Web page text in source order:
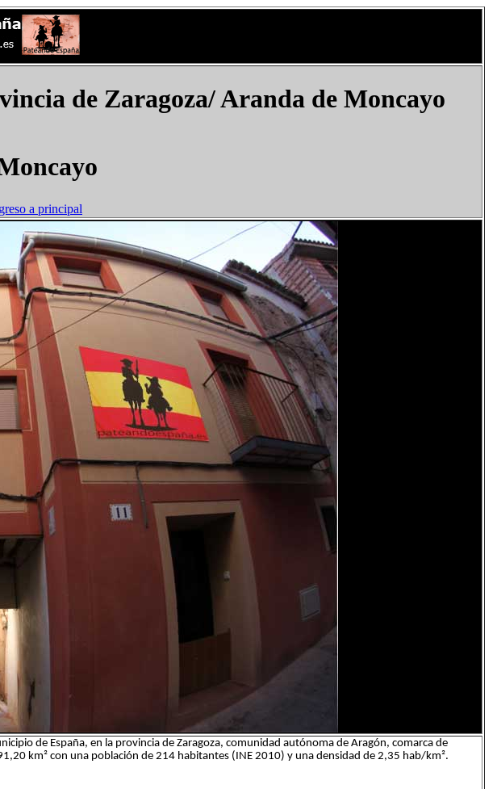
de Zaragoza/Aranda de Moncayo
a principal
de España, en la provincia de Zaragoza, comunidad autónoma de Aragón, comarca de
km² con una población de 214 habitantes (INE 2010) y una densidad de 2,35 hab/km².